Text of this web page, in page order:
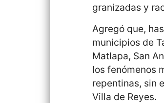
granizadas y
Agregó que,
municipios de
Matlapa, San
los fenómenos
repentinas, sin
Villa de Reyes.